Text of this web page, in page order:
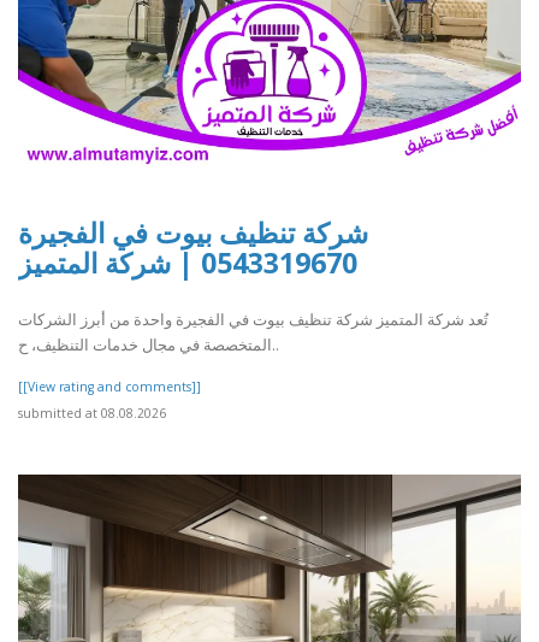
شركة تنظيف بيوت في الفجيرة
0543319670 | شركة المتميز
تُعد شركة المتميز شركة تنظيف بيوت في الفجيرة واحدة من أبرز الشركات
المتخصصة في مجال خدمات التنظيف، ح..
[[View rating and comments]]
submitted at 08.08.2026